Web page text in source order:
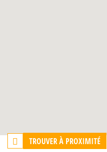
TROUVER À PROXIMITÉ